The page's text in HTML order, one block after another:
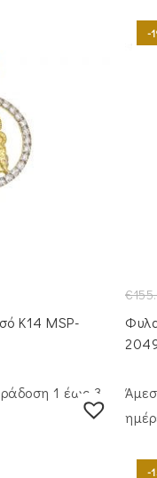
Κ14 MSP-
-
€
1 έως 3
-